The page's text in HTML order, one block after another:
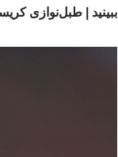
ببینید | طبل‌نوازی